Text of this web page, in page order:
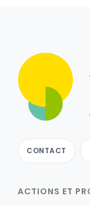
CONTACT
ACTIONS ET